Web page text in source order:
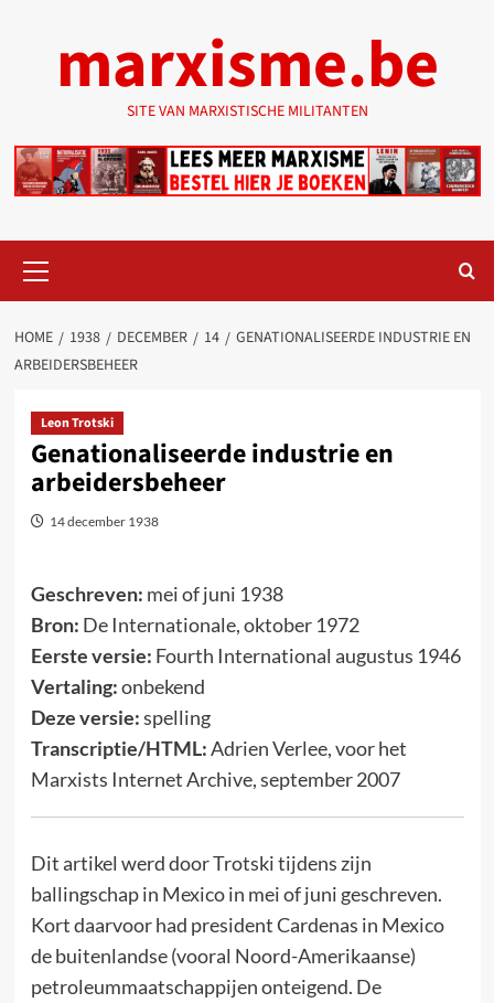
marxisme.be
SITE VAN MARXISTISCHE MILITANTEN
menu
HOME 1938 DECEMBER 14
GENATIONALISEERDE INDUSTRIE EN
ARBEIDERSBEHEER
Leon Trotski
Genationaliseerde industrie en
arbeidersbeheer
14 december 1938
Geschreven: mei of juni 1938
Bron: De Internationale, oktober 1972
Eerste versie: Fourth International augustus 1946
Vertaling:onbekend
Deze versie:spelling
Transcriptie/HTML:Adrien Verlee, voor het
Marxists Internet Archive, september 2007
Dit artikel werd door Trotski tijdens zijn
ballingschap in Mexico in mei of juni geschreven.
Kort daarvoor had president Cardenas in Mexico
de buitenlandse (vooral Noord-Amerikaanse)
petroleummaatschappijen onteigend. De